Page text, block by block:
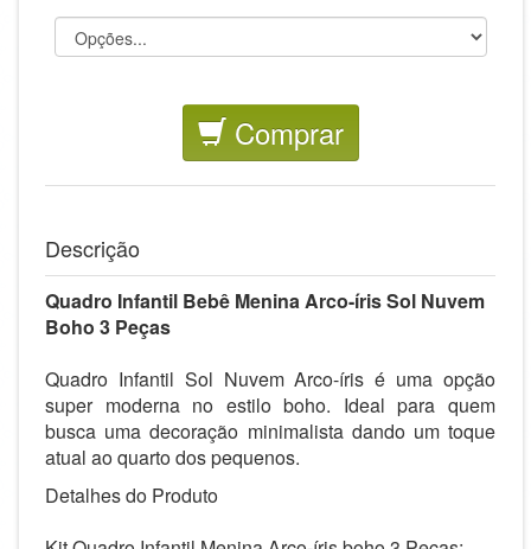
Comprar
Descrição
Quadro Infantil Bebê MeninaArco-írisSol Nuvem
Boho 3 Peças
Quadro Infantil Sol Nuvem Arco-íris é uma opção
super moderna no estilo boho. Ideal para quem
busca uma decoração minimalista dando um toque
atual ao quarto dos pequenos.
Detalhes do Produto